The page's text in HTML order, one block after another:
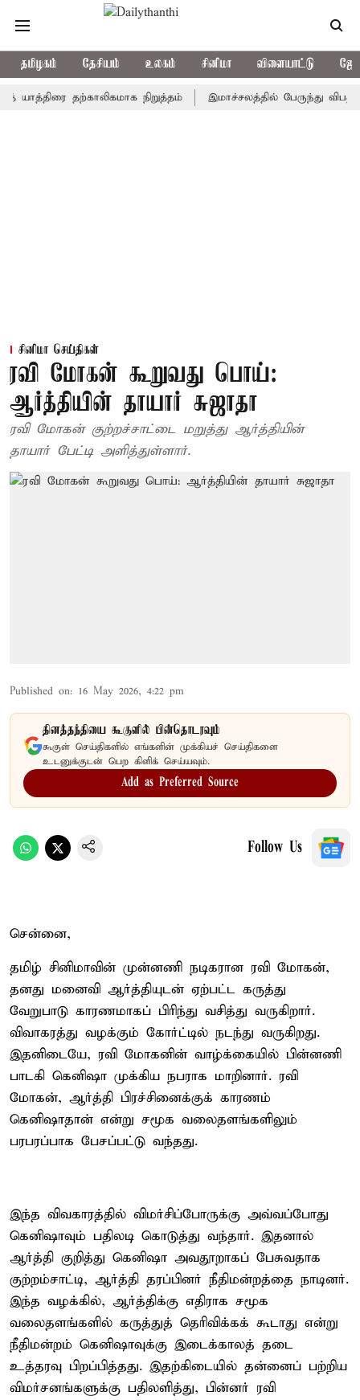
தமிழகம் தேசியம் உலகம் சினிமா விளையாட்டு
தற்காலிகமாக நிறுத்தம் இமாச்சலத்தில் பேருந்து விபத்து; 7
சினிமா செய்திகள்
ரவி மோகன் கூறுவது பொய்:
ஆர்த்தியின் தாயார் சுஜாதா
ரவி மோகன் குற்றச்சாட்டை மறுத்து ஆர்த்தியின்
தாயார் பேட்டி அளித்துள்ளார்.
Published on: 16 May 2026, 4:22 pm
தினத்தந்தியை கூகுளில் பின்தொடரவும்
கூகுள் செய்திகளில் எங்களின் முக்கியச் செய்திகளை
உடனுக்குடன் பெற கிளிக் செய்யவும்.
Add as Preferred Source
Follow Us
சென்னை,
தமிழ் சினிமாவின் முன்னணி நடிகரான ரவி மோகன்,
தனது மனைவி ஆர்த்தியுடன் ஏற்பட்ட கருத்து
வேறுபாடு காரணமாகப் பிரிந்து வசித்து வருகிறார்.
விவாகரத்து வழக்கும் கோர்ட்டில் நடந்து வருகிறது.
இதனிடையே, ரவி மோகனின் வாழ்க்கையில் பின்னணி
பாடகி கெனிஷா முக்கிய நபராக மாறினார். ரவி
மோகன், ஆர்த்தி பிரச்சினைக்குக் காரணம்
கெனிஷாதான் என்று சமூக வலைதளங்களிலும்
பரபரப்பாக பேசப்பட்டு வந்தது.
இந்த விவகாரத்தில் விமர்சிப்போருக்கு அவ்வப்போது
கெனிஷாவும் பதிலடி கொடுத்து வந்தார். இதனால்
ஆர்த்தி குறித்து கெனிஷா அவதூறாகப் பேசுவதாக
குற்றம்சாட்டி, ஆர்த்தி தரப்பினர் நீதிமன்றத்தை நாடினர்.
இந்த வழக்கில், ஆர்த்திக்கு எதிராக சமூக
வலைதளங்களில் கருத்துத் தெரிவிக்கக் கூடாது என்று
நீதிமன்றம் கெனிஷாவுக்கு இடைக்காலத் தடை
உத்தரவு பிறப்பித்தது. இதற்கிடையில் தன்னைப் பற்றிய
விமர்சனங்களுக்கு பதிலளித்து, பின்னர் ரவி